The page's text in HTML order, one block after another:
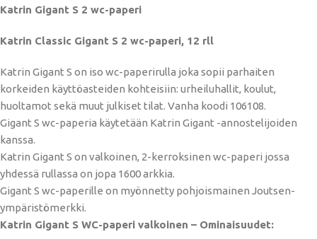
Katrin Gigant S 2 wc-paperi
Katrin Classic Gigant S 2 wc-paperi, 12 rll
Katrin Gigant S on iso wc-paperirulla joka sopii parhaiten
korkeiden käyttöasteiden kohteisiin: urheiluhallit, koulut,
huoltamot sekä muut julkiset tilat. Vanha koodi 106108.
Gigant S wc-paperia käytetään Katrin Gigant -annostelijoiden
kanssa.
Katrin Gigant S on valkoinen, 2-kerroksinen wc-paperi jossa
yhdessä rullassa on jopa 1600 arkkia.
Gigant S wc-paperille on myönnetty pohjoismainen Joutsen-
ympäristömerkki.
Katrin Gigant S WC-paperi valkoinen – Ominaisuudet: